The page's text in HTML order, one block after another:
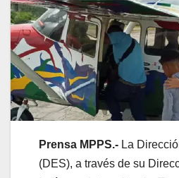
Prensa MPPS.- La
(DES), a través de su